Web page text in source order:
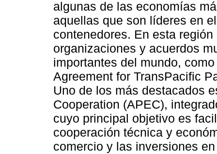
algunas de las economías
aquellas que son líderes en
contenedores. En esta
organizaciones y acuerdos
importantes del mundo,
Agreement for TransPacific
Uno de los más destacados
Cooperation (APEC),
cuyo principal objetivo es
cooperación técnica y
comercio y las inversiones